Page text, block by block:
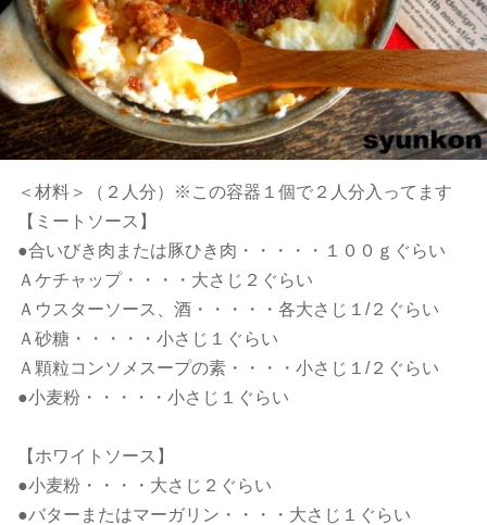
＜材料＞（２人分）※この容器１個で２人分入ってます
【ミートソース】
●合いびき肉または豚ひき肉・・・・・１００ｇぐらい
Ａケチャップ・・・・大さじ２ぐらい
Ａウスターソース、酒・・・・・各大さじ１/２ぐらい
Ａ砂糖・・・・・小さじ１ぐらい
Ａ顆粒コンソメスープの素・・・・小さじ１/２ぐらい
●小麦粉・・・・・小さじ１ぐらい
【ホワイトソース】
●小麦粉・・・・大さじ２ぐらい
●バターまたはマーガリン・・・・大さじ１ぐらい